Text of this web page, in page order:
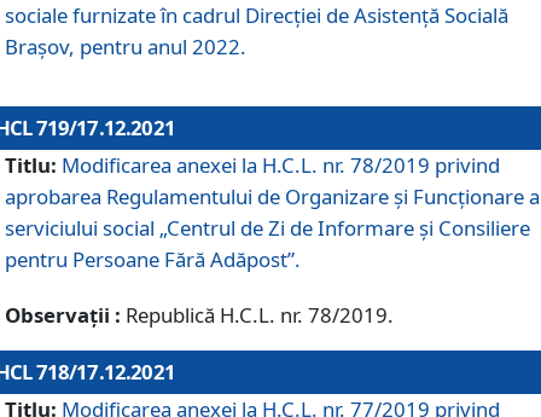
sociale furnizate în cadrul Direcției de Asistență Socială
Brașov, pentru anul 2022.
719/17.12.2021
Titlu: Modificarea anexei la H.C.L. nr. 78/2019 privind
aprobarea Regulamentului de Organizare și Funcționare
serviciului social „Centrul de Zi de Informare şi Consiliere
pentru Persoane Fără Adăpost”.
Observații : Republică H.C.L. nr. 78/2019.
718/17.12.2021
Titlu: Modificarea anexei la H.C.L. nr. 77/2019 privind